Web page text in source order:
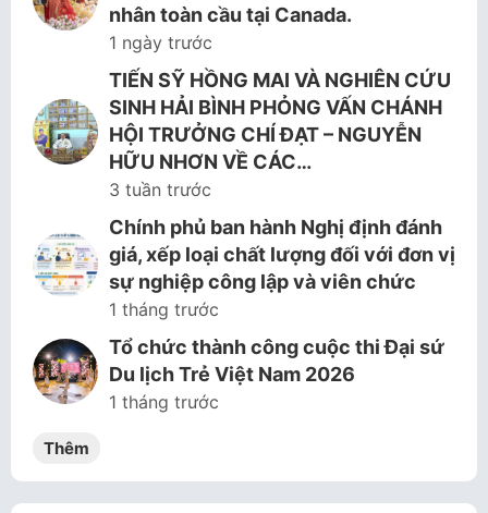
nhân toàn cầu tại Canada.
1 ngày trước
TIẾN SỸ HỒNG MAI VÀ NGHIÊN CỨU
SINH HẢI BÌNH PHỎNG VẤN CHÁNH
HỘI TRƯỞNG CHÍ ĐẠT – NGUYỄN
HỮU NHƠN VỀ CÁC…
3 tuần trước
Chính phủ ban hành Nghị định đánh
giá, xếp loại chất lượng đối với đơn vị
sự nghiệp công lập và viên chức
1 tháng trước
Tổ chức thành công cuộc thi Đại sứ
Du lịch Trẻ Việt Nam 2026
1 tháng trước
Thêm